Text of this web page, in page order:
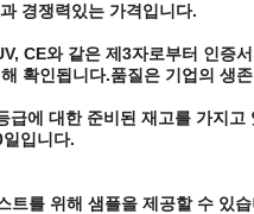
경쟁력있는 가격입니다.
CE와 같은 제3자로부터 인증
확인됩니다.품질은 기업의 생
에 대한 준비된 재고를 가지
입니다.
트를 위해 샘플을 제공할 수 있